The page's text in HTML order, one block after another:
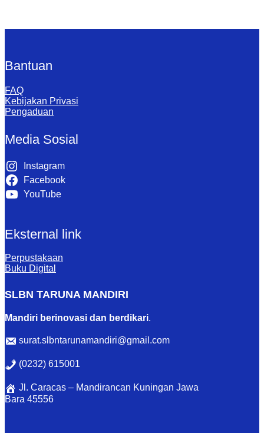
Bantuan
FAQ
Kebijakan Privasi
Pengaduan
Media Sosial
Instagram
Facebook
YouTube
Eksternal link
Perpustakaan
Buku Digital
SLBN TARUNA MANDIRI
Mandiri berinovasi dan berdikari.
surat.slbntarunamandiri@gmail.com
(0232) 615001
Jl. Caracas – Mandirancan Kuningan Jawa
Bara 45556